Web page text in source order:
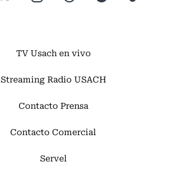
TV Usach en vivo
Streaming Radio USACH
Contacto Prensa
Contacto Comercial
Servel